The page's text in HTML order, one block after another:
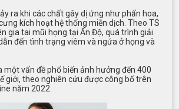
ra khi các chất gây dị ứng như phấn hoa,
kích hoạt hệ thống miễn dịch. Theo TS
gia tai mũi họng tại Ấn Độ, quá trình giải
đến tình trạng viêm và ngứa ở họng và
một vấn đề phổ biến ảnh hưởng đến 400
giới, theo nghiên cứu được công bố trên
năm 2022.